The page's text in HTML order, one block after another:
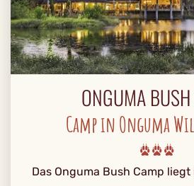
ONGUMA
Camp in Onguma
Das Onguma Bush Camp liegt